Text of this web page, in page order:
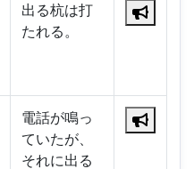
出る杭は打
たれる。
電話が鳴っ
ていたが、
それに出る